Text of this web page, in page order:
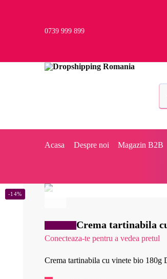
0739 999 899
Acasa Despre noi Magazin B2B
Crema tartinabila
Conecteaza-te pentru a vedea pretul
-14%
Crema tartinabila cu vinete bio 180g